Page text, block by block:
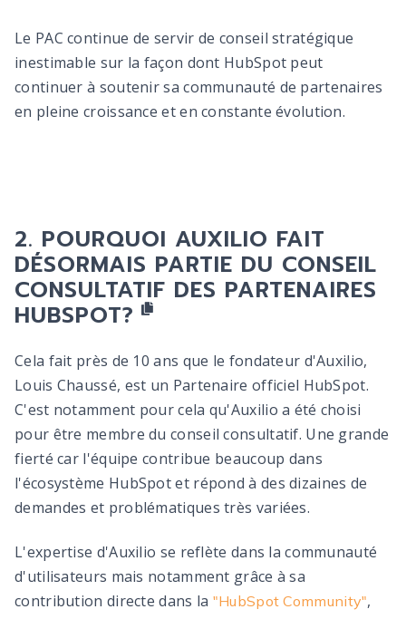
Le PAC continue de servir de conseil stratégique
inestimable sur la façon dont HubSpot peut
continuer à soutenir sa communauté de partenaires
en pleine croissance et en constante évolution.
POURQUOI AUXILIO FAIT
DÉSORMAIS PARTIE DU CONSEIL
CONSULTATIF DES PARTENAIRES
HUBSPOT?
Cela fait près de 10 ans que le fondateur d'Auxilio,
Louis Chaussé, est un Partenaire officiel HubSpot.
C'est notamment pour cela qu'Auxilio a été choisi
pour être membre du conseil consultatif. Une grande
fierté car l'équipe contribue beaucoup dans
l'écosystème HubSpot et répond à des dizaines de
demandes et problématiques très variées.
L'expertise d'Auxilio se reflète dans la communauté
d'utilisateurs mais notamment grâce à sa
contribution directe dans la "HubSpot Community",